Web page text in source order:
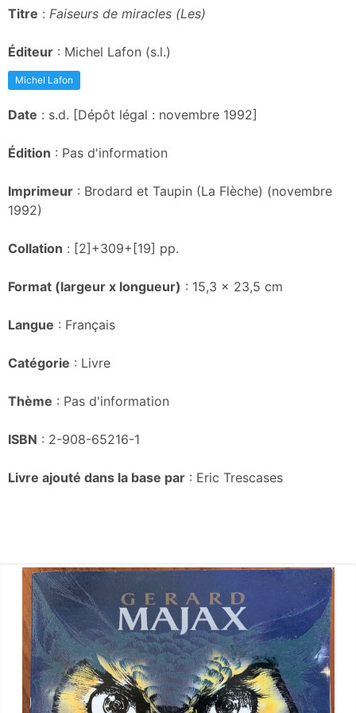
Titre : Faiseurs de miracles (Les)
Éditeur : Michel Lafon (s.l.)
Michel Lafon
Date : s.d. [Dépôt légal : novembre 1992]
Édition : Pas d'information
Imprimeur : Brodard et Taupin (La Flèche) (novembre
1992)
Collation : [2]+309+[19] pp.
Format (largeur x longueur) : 15,3 x 23,5 cm
Langue : Français
Catégorie : Livre
Thème : Pas d'information
ISBN : 2-908-65216-1
Livre ajouté dans la base par : Eric Trescases